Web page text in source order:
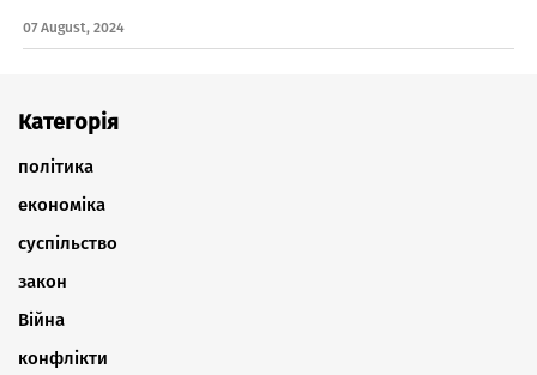
07 August, 2024
Категорія
політика
економіка
суспільство
закон
Війна
конфлікти